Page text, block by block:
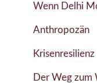
Wenn Delhi
Anthropozän
Der Weg zum